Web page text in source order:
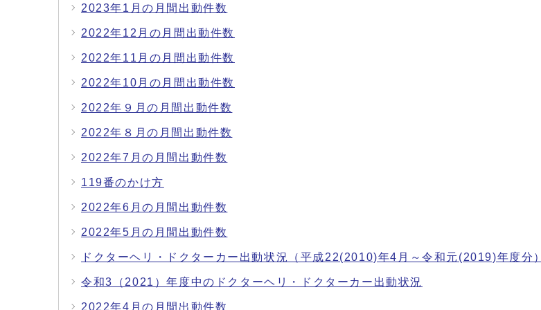
2023年1月の月間出動件数
2022年12月の月間出動件数
2022年11月の月間出動件数
2022年10月の月間出動件数
2022年９月の月間出動件数
2022年８月の月間出動件数
2022年7月の月間出動件数
119番のかけ方
2022年6月の月間出動件数
2022年5月の月間出動件数
ドクターヘリ・ドクターカー出動状況（平成22(2010)年4月～令和元(2019)年度分）
令和3（2021）年度中のドクターヘリ・ドクターカー出動状況
2022年4月の月間出動件数